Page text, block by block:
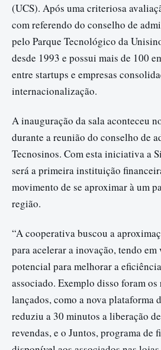
(UCS). Após uma criteriosa
com referendo do conselho de
pelo Parque Tecnológico da
desde 1993 e possui mais de 100
entre startups e empresas
internacionalização.
A inauguração da sala aconteceu
durante a reunião do conselho de
Tecnosinos. Com esta iniciativa a
será a primeira instituição
movimento de se aproximar à um
região.
“A cooperativa buscou a
para acelerar a inovação, tendo
potencial para melhorar a
associado. Exemplo disso foram
lançados, como a nova plataforma
reduziu a 30 minutos a liberação
revendas, e o Juntos, programa de